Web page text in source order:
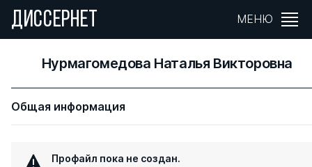
ДИССЕРНЕТ МЕНЮ
Нурмагомедова Наталья Викторовна
Общая информация
Профайл пока не создан.